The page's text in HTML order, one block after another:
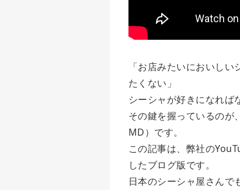
「お店みたいにおいし
たくない」
シーシャが好きになれば
その鍵を握っているのが
MD）です。
この記事は、弊社の
したブログ版です。
日本のシーシャ屋さん